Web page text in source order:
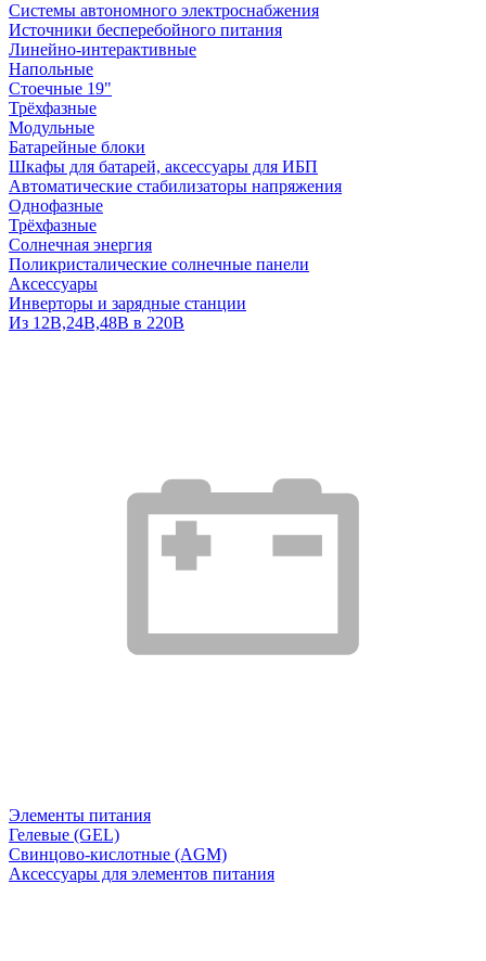
Системы автономного электроснабжения
Источники бесперебойного питания
Линейно-интерактивные
Напольные
Стоечные 19"
Трёхфазные
Модульные
Батарейные блоки
Шкафы для батарей, аксессуары для ИБП
Автоматические стабилизаторы напряжения
Однофазные
Трёхфазные
Солнечная энергия
Поликристалические солнечные панели
Аксессуары
Инверторы и зарядные станции
Из 12В,24В,48В в 220В
Элементы питания
Гелевые (GEL)
Свинцово-кислотные (AGM)
Аксессуары для элементов питания